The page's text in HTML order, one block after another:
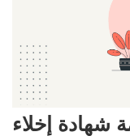
شهادة إخلاء